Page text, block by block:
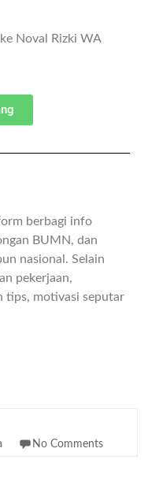
Noval Rizki WA
berbagi info
BUMN, dan
nasional. Selain
pekerjaan,
tips, motivasi seputar
No Comments